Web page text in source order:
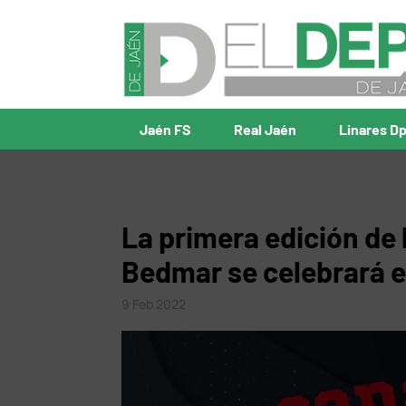
Jaén FS Real Jaén Linares
La primera edición de
Bedmar se celebrará